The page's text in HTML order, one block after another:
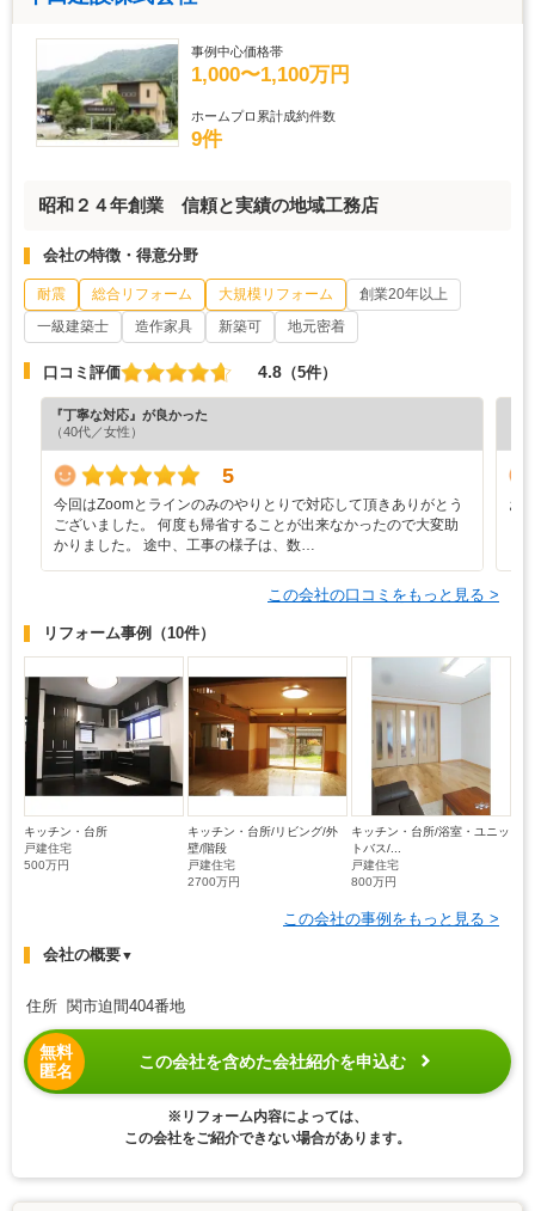
事例中心価格帯
1,000〜1,100万円
ホームプロ累計成約件数
9件
昭和２４年創業 信頼と実績の地域工務店
会社の特徴・得意分野
耐震 総合リフォーム 大規模リフォーム
創業20年以上
一級建築士
造作家具 新築可 地元密着
口コミ評価 4.8 （5件）
『丁寧な対応』が良かった
（40代／女性）
5
今回はZoomとラインのみのやりとりで対応して頂きありがとう
ございました。 何度も帰省することが出来なかったので大変助
かりました。 途中、工事の様子は、数…
お
この会社の口コミをもっと見る >
リフォーム事例 （10件）
キッチン・台所
戸建住宅
500万円
キッチン・台所/リビング/外
壁/階段
戸建住宅
2700万円
キッチン・台所/浴室・ユニッ
トバス/...
戸建住宅
800万円
この会社の事例をもっと見る >
会社の概要▼
住所 関市迫間404番地
無料
匿名
この会社を含めた会社紹介を申込む
※リフォーム内容によっては、
この会社をご紹介できない場合があります。